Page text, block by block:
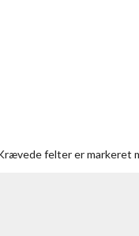
felter er markeret